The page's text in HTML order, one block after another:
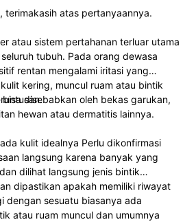
terimakasih atas pertanyaannya.
atau sistem pertahanan terluar utama
tubuh. Pada orang dewasa
yang
kering, muncul ruam atau bintik
bisa disebabkan oleh bekas garukan,
hewan atau dermatitis lainnya.
kulit idealnya Perlu dikonfirmasi
langsung karena banyak yang
dilihat langsung jenis bintik
dipastikan apakah memiliki riwayat
dengan sesuatu biasanya ada
atau ruam muncul dan umumnya